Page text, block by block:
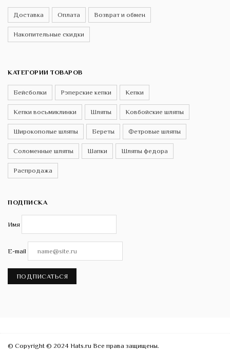
Доставка Оплата Возврат и обмен
Накопительные скидки
КАТЕГОРИИ ТОВАРОВ
Бейсболки Рэперские кепки Кепки
Кепки восьмиклинки Шляпы Ковбойские шляпы
Широкополые шляпы Береты Фетровые шляпы
Соломенные шляпы Шапки Шляпы федора
Распродажа
ПОДПИСКА
Имя
E-mail
ПОДПИСАТЬСЯ
© Copyright © 2024 Hats.ru Все права защищены.